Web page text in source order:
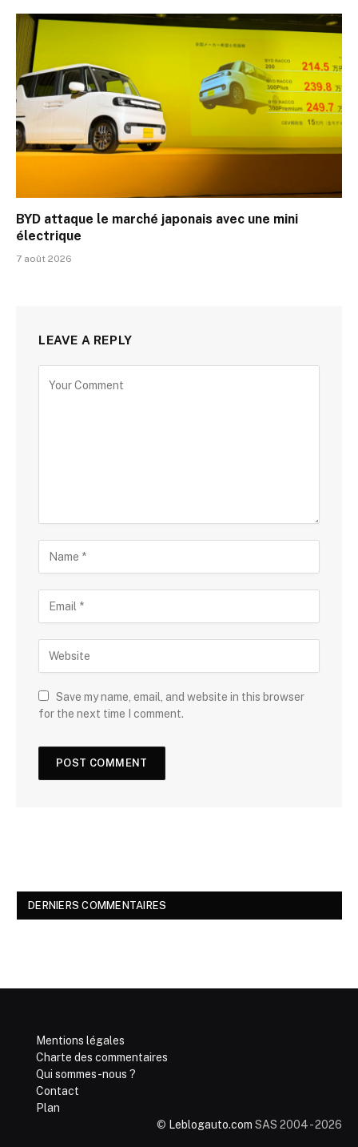
BYD attaque le marché japonais avec une mini
électrique
7 août 2026
LEAVE A REPLY
Save my name, email, and website in this browser
for the next time I comment.
DERNIERS COMMENTAIRES
Mentions légales
Charte des commentaires
Qui sommes-nous ?
Contact
Plan
© Leblogauto.com SAS 2004 - 2026